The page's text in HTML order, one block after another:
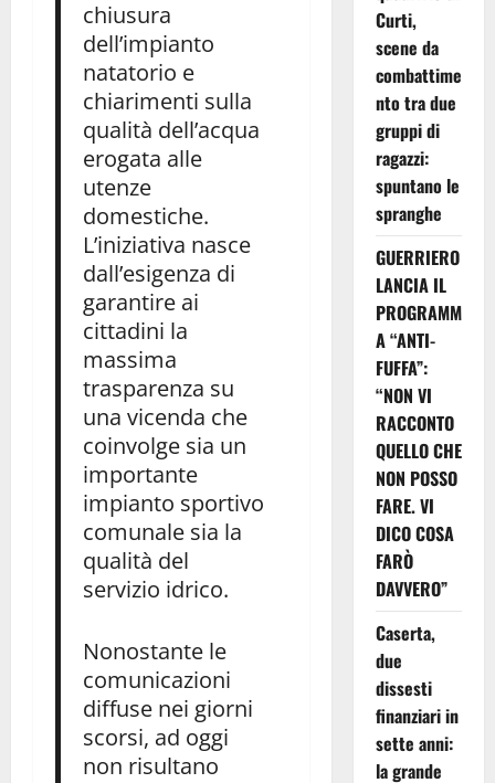
chiusura
dell’impianto
natatorio e
chiarimenti sulla
qualità dell’acqua
erogata alle
utenze
domestiche.
L’iniziativa nasce
dall’esigenza di
garantire ai
cittadini la
massima
trasparenza su
una vicenda che
coinvolge sia un
importante
impianto sportivo
comunale sia la
qualità del
servizio idrico.
Nonostante le
comunicazioni
diffuse nei giorni
scorsi, ad oggi
non risultano
Curti,
scene da
combattime
nto tra due
gruppi di
ragazzi:
spuntano le
spranghe
GUERRIERO
LANCIA IL
PROGRAMM
A “ANTI-
FUFFA”:
“NON VI
RACCONTO
QUELLO CHE
NON POSSO
FARE. VI
DICO COSA
FARÒ
DAVVERO”
Caserta,
due
dissesti
finanziari in
sette anni:
la grande